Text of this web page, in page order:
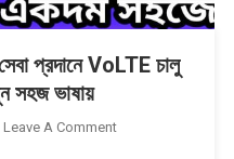
প্রদানে VoLTE চালু
সহজ ভাষায়
Leave A CommentOn